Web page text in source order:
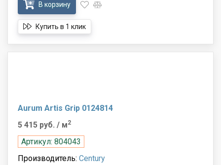
В корзину
Купить в 1 клик
Aurum Artis Grip 0124814
5 415 руб. / м2
Артикул: 804043
Производитель: Century